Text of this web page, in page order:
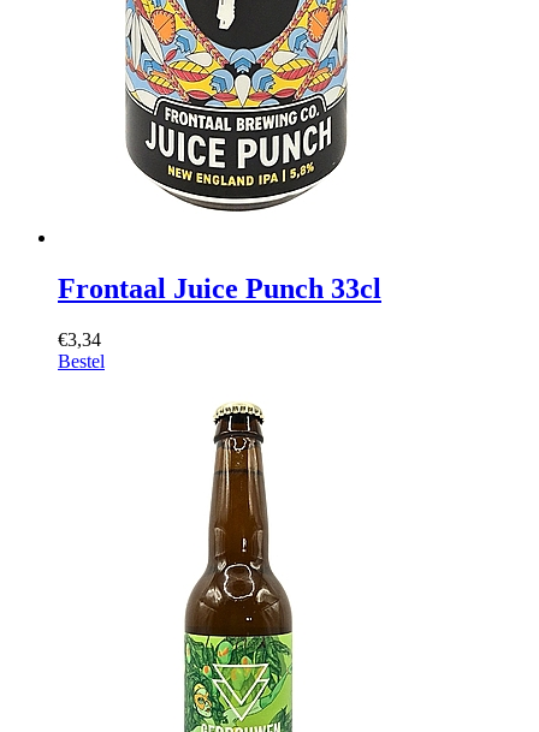
Frontaal Juice Punch 33cl
€3,34
Bestel